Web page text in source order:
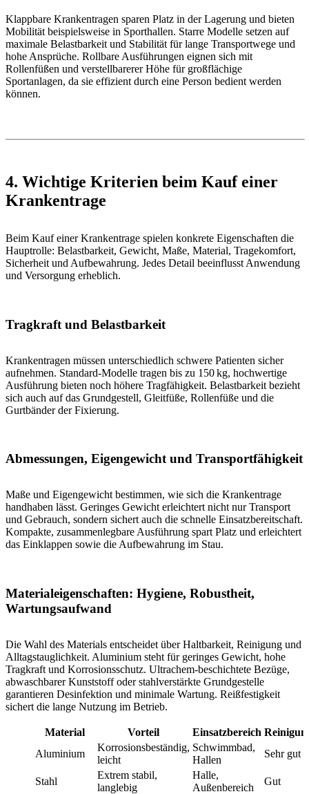
Klappbare Krankentragen sparen Platz in der Lagerung und bieten
Mobilität beispielsweise in Sporthallen. Starre Modelle setzen auf
maximale Belastbarkeit und Stabilität für lange Transportwege und
hohe Ansprüche. Rollbare Ausführungen eignen sich mit
Rollenfüßen und verstellbarerer Höhe für großflächige
Sportanlagen, da sie effizient durch eine Person bedient werden
können.
4. Wichtige Kriterien beim Kauf einer
Krankentrage
Beim Kauf einer Krankentrage spielen konkrete Eigenschaften die
Hauptrolle: Belastbarkeit, Gewicht, Maße, Material, Tragekomfort,
Sicherheit und Aufbewahrung. Jedes Detail beeinflusst Anwendung
und Versorgung erheblich.
Tragkraft und Belastbarkeit
Krankentragen müssen unterschiedlich schwere Patienten sicher
aufnehmen. Standard-Modelle tragen bis zu 150 kg, hochwertige
Ausführung bieten noch höhere Tragfähigkeit. Belastbarkeit bezieht
sich auch auf das Grundgestell, Gleitfüße, Rollenfüße und die
Gurtbänder der Fixierung.
Abmessungen, Eigengewicht und Transportfähigkeit
Maße und Eigengewicht bestimmen, wie sich die Krankentrage
handhaben lässt. Geringes Gewicht erleichtert nicht nur Transport
und Gebrauch, sondern sichert auch die schnelle Einsatzbereitschaft.
Kompakte, zusammenlegbare Ausführung spart Platz und erleichtert
das Einklappen sowie die Aufbewahrung im Stau.
Materialeigenschaften: Hygiene, Robustheit,
Wartungsaufwand
Die Wahl des Materials entscheidet über Haltbarkeit, Reinigung und
Alltagstauglichkeit. Aluminium steht für geringes Gewicht, hohe
Tragkraft und Korrosionsschutz. Ultrachem-beschichtete Bezüge,
abwaschbarer Kunststoff oder stahlverstärkte Grundgestelle
garantieren Desinfektion und minimale Wartung. Reißfestigkeit
sichert die lange Nutzung im Betrieb.
Material Vorteil Einsatzbereich
Aluminium
Korrosionsbeständig,
leicht
Schwimmbad,
Hallen
Sehr gut
Stahl
Extrem stabil,
langlebig
Halle,
Außenbereich
Gut